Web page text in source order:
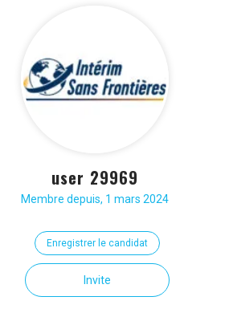
user 29969
Membre depuis, 1 mars 2024
Enregistrer le candidat
Invite